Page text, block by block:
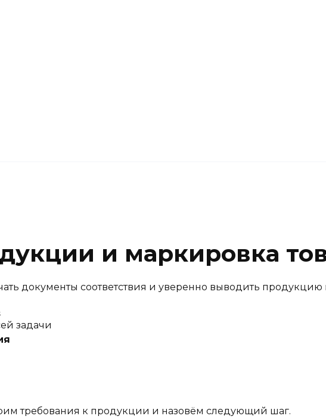
и маркировка
документы соответствия и уверенно выводить продукцию
задачи
требования к продукции и назовём следующий шаг.